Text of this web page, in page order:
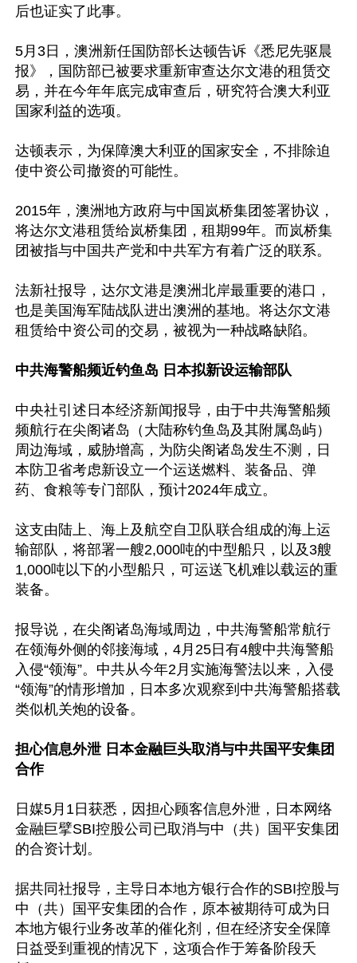
后也证实了此事。
5月3日，澳洲新任国防部长达顿告诉《悉尼先驱晨
报》，国防部已被要求重新审查达尔文港的租赁交
易，并在今年年底完成审查后，研究符合澳大利亚
国家利益的选项。
达顿表示，为保障澳大利亚的国家安全，不排除迫
使中资公司撤资的可能性。
2015年，澳洲地方政府与中国岚桥集团签署协议，
将达尔文港租赁给岚桥集团，租期99年。而岚桥集
团被指与中国共产党和中共军方有着广泛的联系。
法新社报导，达尔文港是澳洲北岸最重要的港口，
也是美国海军陆战队进出澳洲的基地。将达尔文港
租赁给中资公司的交易，被视为一种战略缺陷。
中共海警船频近钓鱼岛 日本拟新设运输部队
中央社引述日本经济新闻报导，由于中共海警船频
频航行在尖阁诸岛（大陆称钓鱼岛及其附属岛屿）
周边海域，威胁增高，为防尖阁诸岛发生不测，日
本防卫省考虑新设立一个运送燃料、装备品、弹
药、食粮等专门部队，预计2024年成立。
这支由陆上、海上及航空自卫队联合组成的海上运
输部队，将部署一艘2,000吨的中型船只，以及3艘
1,000吨以下的小型船只，可运送飞机难以载运的重
装备。
报导说，在尖阁诸岛海域周边，中共海警船常航行
在领海外侧的邻接海域，4月25日有4艘中共海警船
入侵“领海”。中共从今年2月实施海警法以来，入侵
“领海”的情形增加，日本多次观察到中共海警船搭载
类似机关炮的设备。
担心信息外泄 日本金融巨头取消与中共国平安集团
合作
日媒5月1日获悉，因担心顾客信息外泄，日本网络
金融巨擘SBI控股公司已取消与中（共）国平安集团
的合资计划。
据共同社报导，主导日本地方银行合作的SBI控股与
中（共）国平安集团的合作，原本被期待可成为日
本地方银行业务改革的催化剂，但在经济安全保障
日益受到重视的情况下，这项合作于筹备阶段夭